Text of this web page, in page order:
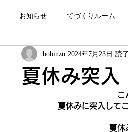
お知らせ てづくりルーム
ーイング教室 夏休みこどもソーイ
アフターサービ
夏休み突
bobinzu 2024年7月23日 読
こ
夏休みに突入して
夏休